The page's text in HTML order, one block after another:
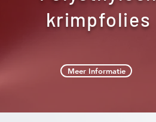
krimpfolies
Meer Informatie